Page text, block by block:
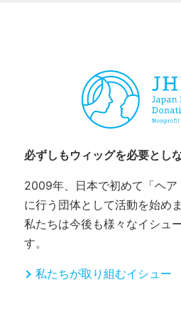
必ずしもウィッグを必要とし
2009年、日本で初めて「ヘア
に行う団体として活動を始めま
私たちは今後も様々なイシュ
す。
私たちが取り組むイシュー